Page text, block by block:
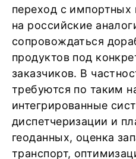
переход с
на российские
сопровождаться
продуктов под
заказчиков. В
требуются по таким
интегрированные
диспетчеризации и
геоданных, оценка
транспорт,